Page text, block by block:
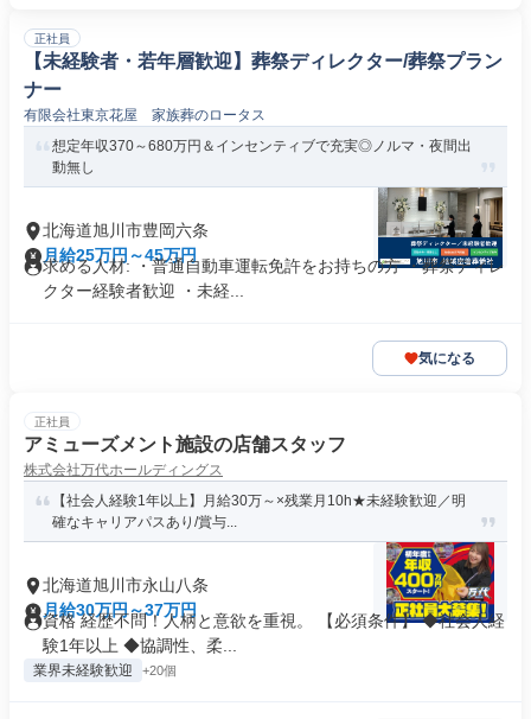
正社員
【未経験者・若年層歓迎】葬祭ディレクター/葬祭プラン
ナー
有限会社東京花屋 家族葬のロータス
想定年収370～680万円＆インセンティブで充実◎ノルマ・夜間出
動無し
北海道旭川市豊岡六条
月給25万円～45万円
求める人材: ・普通自動車運転免許をお持ちの方 ・葬祭ディレ
クター経験者歓迎 ・未経...
気になる
正社員
アミューズメント施設の店舗スタッフ
株式会社万代ホールディングス
【社会人経験1年以上】月給30万～×残業月10h★未経験歓迎／明
確なキャリアパスあり/賞与...
北海道旭川市永山八条
月給30万円～37万円
資格 経歴不問！人柄と意欲を重視。 【必須条件】 ◆社会人経
験1年以上 ◆協調性、柔...
業界未経験歓迎 +20個